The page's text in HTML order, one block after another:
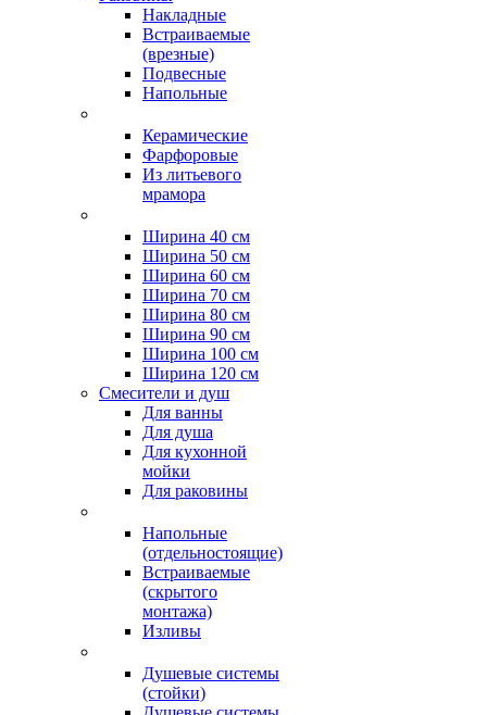
Накладные
Встраиваемые
(врезные)
Подвесные
Напольные
Керамические
Фарфоровые
Из литьевого
мрамора
Ширина 40 см
Ширина 50 см
Ширина 60 см
Ширина 70 см
Ширина 80 см
Ширина 90 см
Ширина 100 см
Ширина 120 см
Смесители и душ
Для ванны
Для душа
Для кухонной
мойки
Для раковины
Напольные
(отдельностоящие)
Встраиваемые
(скрытого
монтажа)
Изливы
Душевые системы
(стойки)